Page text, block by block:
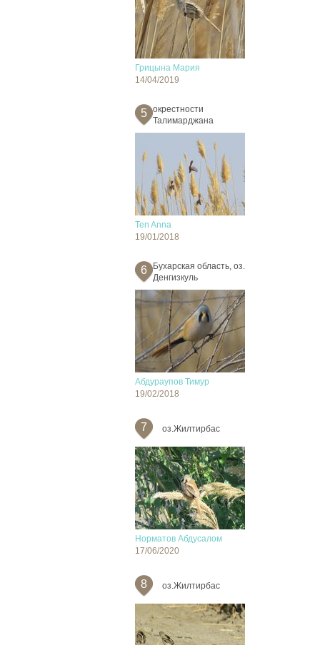
Грицына Мария
14/04/2019
5
окрестности
Талимарджана
Ten Anna
19/01/2018
6
Бухарская область, оз.
Денгизкуль
Абдураупов Тимур
19/02/2018
7 оз.Жилтирбас
Норматов Абдусалом
17/06/2020
8 оз.Жилтирбас